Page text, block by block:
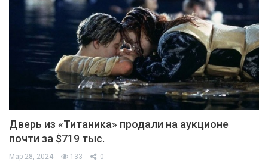
Дверь из «Титаника» продали на аукционе
почти за $719 тыс.
Мар 28, 2024 133 0